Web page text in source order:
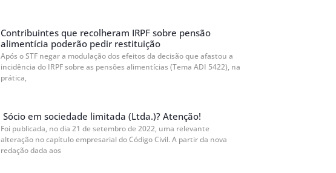
Contribuintes que recolheram IRPF sobre pensão
alimentícia poderão pedir restituição
Após o STF negar a modulação dos efeitos da decisão que afastou a
incidência do IRPF sobre as pensões alimentícias (Tema ADI 5422), na
prática,
Sócio em sociedade limitada (Ltda.)? Atenção!
Foi publicada, no dia 21 de setembro de 2022, uma relevante
alteração no capítulo empresarial do Código Civil. A partir da nova
redação dada aos